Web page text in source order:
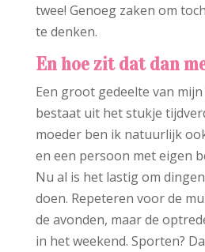
twee! Genoeg zaken om
te denken.
En hoe zit dat dan
Een groot gedeelte van
bestaat uit het stukje
moeder ben ik natuurlijk
en een persoon met eigen
Nu al is het lastig om
doen. Repeteren voor de
de avonden, maar de
in het weekend. Sporten?